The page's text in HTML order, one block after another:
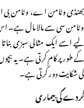
بھنڈی وٹامن اے، وٹامن بی
وٹامن سی سے مالا مال ہے۔
لیے اسے ایک مثالی سبزی
کے طور پر کام کرتی ہے۔ یہ
کی شکایت دور کرتی ہے۔
گردے کی بیماری